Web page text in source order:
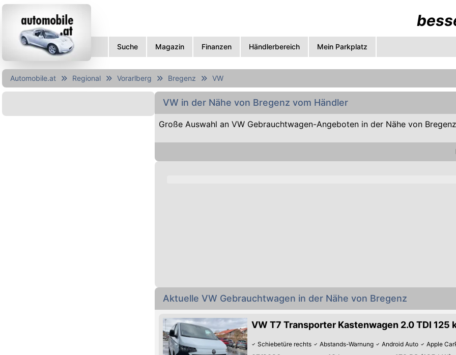
Suche Magazin Finanzen Händlerbereich Mein Parkplatz
Automobile.at Regional Vorarlberg Bregenz VW
VW in der Nähe von Bregenz vom Händler
Große Auswahl an VW Gebrauchtwagen-Angeboten in der Nähe von
Aktuelle VW Gebrauchtwagen in der Nähe von Bregenz
VW T7 Transporter Kastenwagen 2.0 TDI 125
Schiebetüre rechts Abstands-Warnung Android Auto Apple